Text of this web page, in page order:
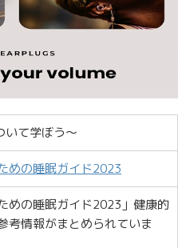
いて学ぼう〜
めの睡眠ガイド2023
めの睡眠ガイド2023」健康的
考情報がまとめられていま